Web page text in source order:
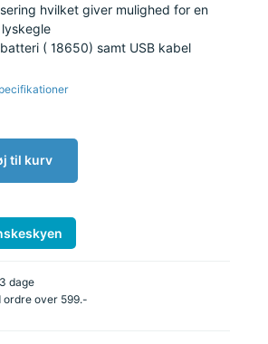
hvilket giver mulighed for en
( 18650) samt USB kabel
til kurv
dage
ordre over 599.-